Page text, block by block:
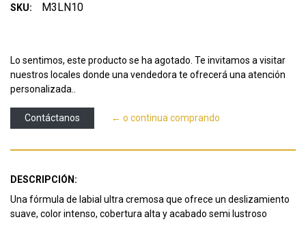
SKU: M3LN10
Lo sentimos, este producto se ha agotado. Te invitamos a visitar
nuestros locales donde una vendedora te ofrecerá una atención
personalizada..
Contáctanos ← o continua comprando
DESCRIPCIÓN:
Una fórmula de labial ultra cremosa que ofrece un deslizamiento
suave, color intenso, cobertura alta y acabado semi lustroso